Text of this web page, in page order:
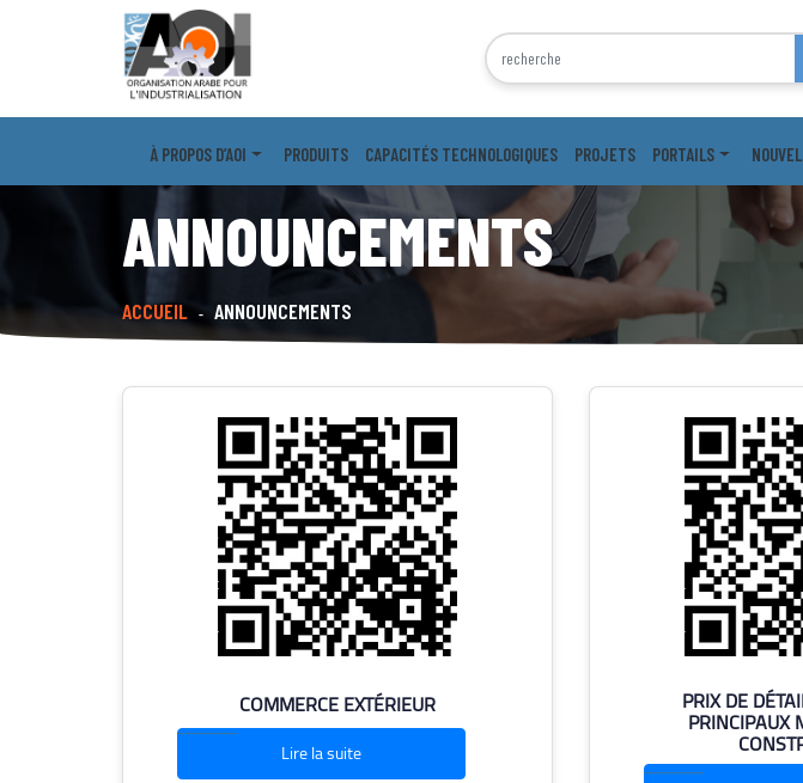
À PROPOS D’AOI PRODUITS CAPACITÉS TECHNOLOGIQUES PROJETS PORTAILS
ANNOUNCEMENTS
ACCUEIL - ANNOUNCEMENTS
COMMERCE EXTÉRIEUR
Lire la suite
PRIX ​​DE
PRINCIPAUX